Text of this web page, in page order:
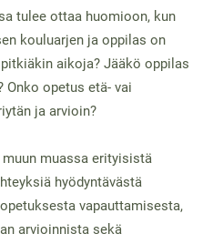
tulee ottaa huomioon, kun
kouluarjen ja oppilas on
aikoja? Jääkö oppilas
Onko opetus etä- vai
ja arvioin?
muassa erityisistä
hyödyntävästä
vapauttamisesta,
arvioinnista sekä